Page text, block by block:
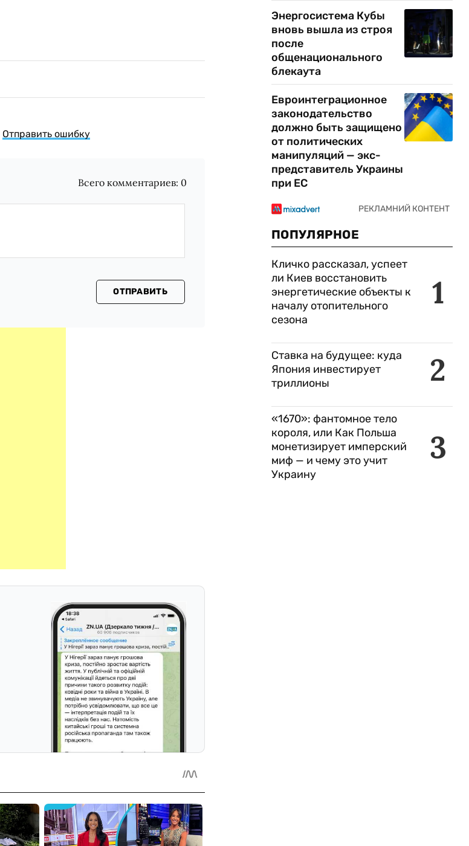
Отправить ошибку
Всего комментариев: 0
ОТПРАВИТЬ
Энергосистема Кубы
вновь вышла из строя
после
общенационального
блекаута
Евроинтеграционное
законодательство
должно быть защищено
от политических
манипуляций — экс-
представитель Украины
при ЕС
ПОПУЛЯРНОЕ
1
Кличко рассказал, успеет
ли Киев восстановить
энергетические объекты к
началу отопительного
сезона
2
Ставка на будущее: куда
Япония инвестирует
триллионы
3
«1670»: фантомное тело
короля, или Как Польша
монетизирует имперский
миф — и чему это учит
Украину